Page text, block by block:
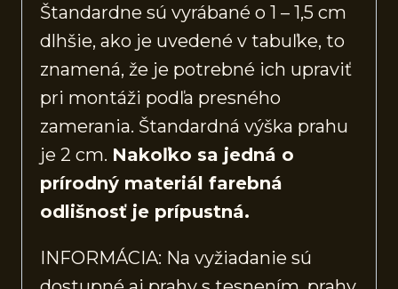
Štandardne sú vyrábané o 1 – 1,5 cm
dlhšie, ako je uvedené v tabuľke, to
znamená, že je potrebné ich upraviť
pri montáži podľa presného
zamerania. Štandardná výška prahu
je 2 cm. Nakoľko sa jedná o
prírodný materiál farebná
odlišnosť je prípustná.
INFORMÁCIA: Na vyžiadanie sú